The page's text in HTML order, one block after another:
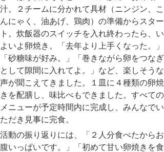
汁。２チームに分かれて具材（ニンジン、こ
んにゃく、油あげ、鶏肉）の準備からスター
ト。炊飯器のスイッチを入れ終わったら、い
よいよ卵焼き。「去年より上手くなった。」
「砂糖味が好み。」「巻きながら卵をつなぎ
として隙間に入れてよ。」など、楽しそうな
声が聞こえてきました。１皿に４種類の卵焼
きを配膳し、味比べもできました。すべての
メニューが予定時間内に完成し、みんなでい
ただき見事に完食。
活動の振り返りには、「２人分食べたからお
腹いっぱいです。」「初めて甘い卵焼きを食